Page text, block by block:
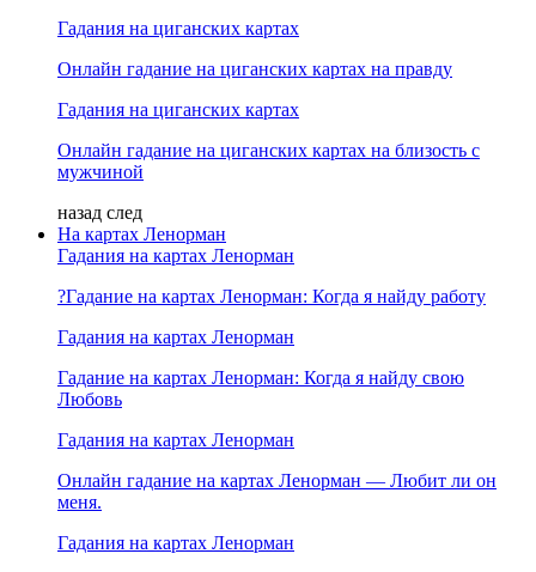
Гадания на циганских картах
Онлайн гадание на циганских картах на правду
Гадания на циганских картах
Онлайн гадание на циганских картах на близость с
мужчиной
назад след
На картах Ленорман
Гадания на картах Ленорман
?Гадание на картах Ленорман: Когда я найду работу
Гадания на картах Ленорман
Гадание на картах Ленорман: Когда я найду свою
Любовь
Гадания на картах Ленорман
Онлайн гадание на картах Ленорман — Любит ли он
меня.
Гадания на картах Ленорман